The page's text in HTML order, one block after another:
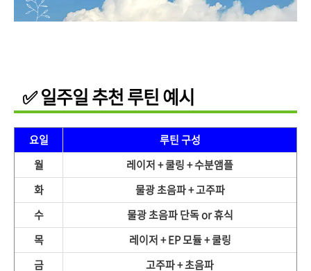
✅ 일주일 추천 루틴 예시
요일
루틴 구성
월
레이저 + 쿨링 + 수분앰플
화
물광 초음파 + 고주파
수
물광 초음파 단독 or 휴식
목
레이저 + EP 모듈 + 쿨링
금
고주파 + 초음파